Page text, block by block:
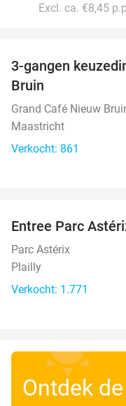
Excl. ca. €8,45
3-gangen
Bruin
Grand Café Nieuw
Maastricht
Verkocht: 861
Entree Parc
Parc Astérix
Plailly
Verkocht: 1.771
Ontdek